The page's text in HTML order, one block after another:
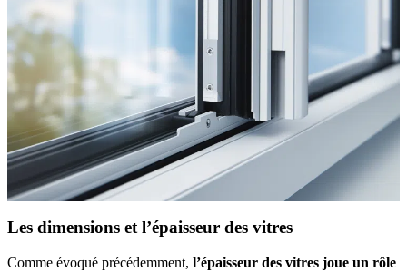
Les dimensions et l’épaisseur des vitres
Comme évoqué précédemment, l’épaisseur des vitres joue un rôle